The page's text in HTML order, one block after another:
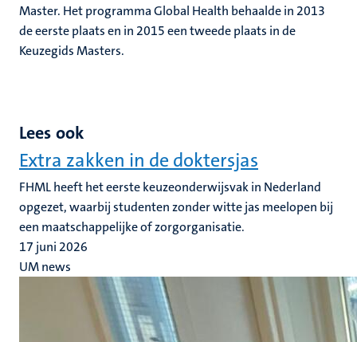
Master. Het programma Global Health behaalde in 2013
de eerste plaats en in 2015 een tweede plaats in de
Keuzegids Masters.
Lees ook
Extra zakken in de doktersjas
FHML heeft het eerste keuzeonderwijsvak in Nederland
opgezet, waarbij studenten zonder witte jas meelopen bij
een maatschappelijke of zorgorganisatie.
17 juni 2026
UM news